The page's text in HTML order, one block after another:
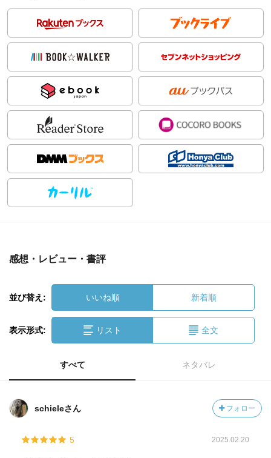
感想・レビュー・書評
並び替え: いいね順 新着順
表示形式: リスト 全文
すべて ネタバレ
schieleさん フォロー
5 2025.02.20